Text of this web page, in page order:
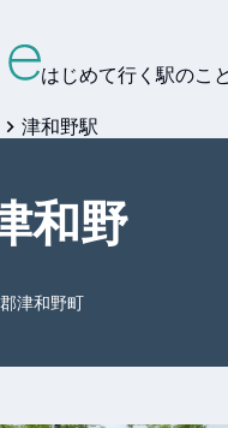
はじめて行く駅のこ
津和野駅
和野
津和野町